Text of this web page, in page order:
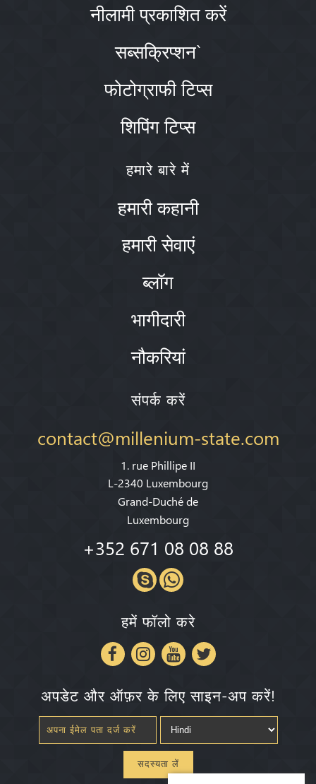
नीलामी प्रकाशित करें
सब्सक्रिप्शन`
फोटोग्राफी टिप्स
शिपिंग टिप्स
हमारे बारे में
हमारी कहानी
हमारी सेवाएं
ब्लॉग
भागीदारी
नौकरियां
संपर्क करें
contact@millenium-state.com
1. rue Phillipe II
L-2340 Luxembourg
Grand-Duché de
Luxembourg
+352 671 08 08 88
हमें फॉलो करे
अपडेट और ऑफ़र के लिए साइन-अप करें!
सदस्यता लें